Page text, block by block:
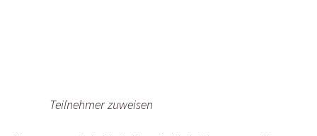
Wenn man mit der Verteilung fertig ist, kann man alle